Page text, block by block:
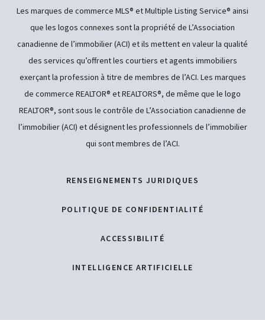
RENSEIGNEMENTS JURIDIQUES
POLITIQUE DE CONFIDENTIALITÉ
ACCESSIBILITÉ
INTELLIGENCE ARTIFICIELLE
Les marques de commerce MLS® et Multiple Listing Service® ainsi
que les logos connexes sont la propriété de L’Association
canadienne de l’immobilier (ACI) et ils mettent en valeur la qualité
des services qu’offrent les courtiers et agents immobiliers
exerçant la profession à titre de membres de l’ACI. Les marques
de commerce REALTOR® et REALTORS®, de même que le logo
REALTOR®, sont sous le contrôle de L’Association canadienne de
l’immobilier (ACI) et désignent les professionnels de l’immobilier
qui sont membres de l’ACI.